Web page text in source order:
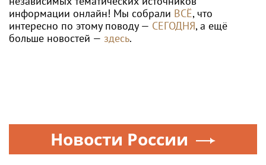
информации онлайн! Мы собрали ВСЁ, что
интересно по этому поводу — СЕГОДНЯ, а ещё
больше новостей — здесь.
Новости России